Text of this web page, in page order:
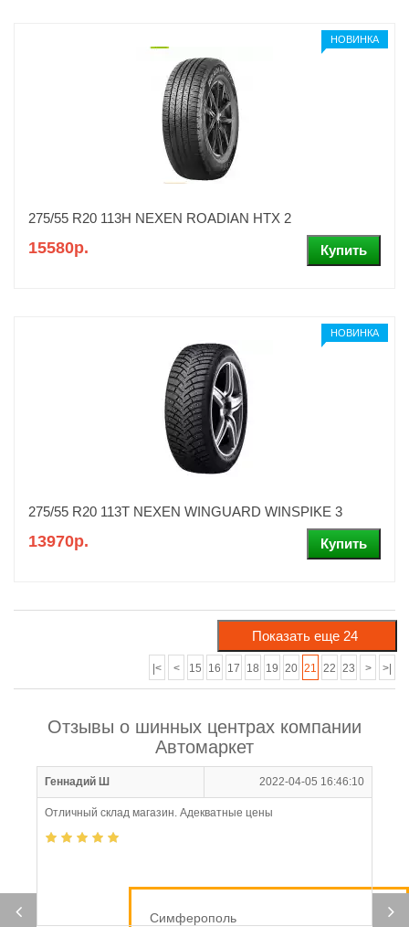
НОВИНКА
275/55 R20 113H NEXEN ROADIAN HTX 2
15580р.
НОВИНКА
275/55 R20 113T NEXEN WINGUARD WINSPIKE 3
13970р.
|< < 15 16 17 18 19 20 21 22 23 > >|
Отзывы о шинных центрах компании
Автомаркет
Геннадий Ш 2022-04-05 16:46:10
Отличный склад магазин. Адекватные цены
Симферополь